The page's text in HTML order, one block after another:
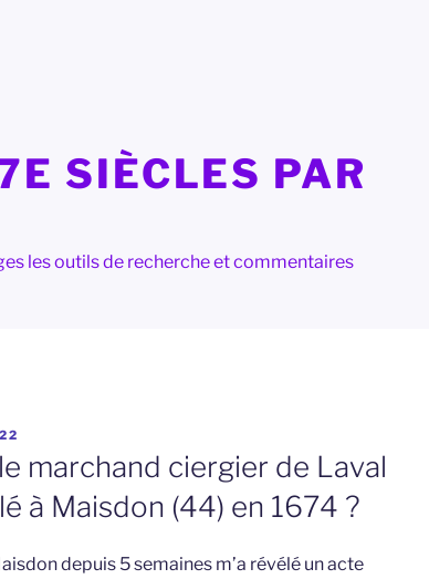
SIÈCLES PAR
les outils de recherche et commentaires
marchand ciergier de Laval
à Maisdon (44) en 1674 ?
depuis 5 semaines m’a révélé un acte